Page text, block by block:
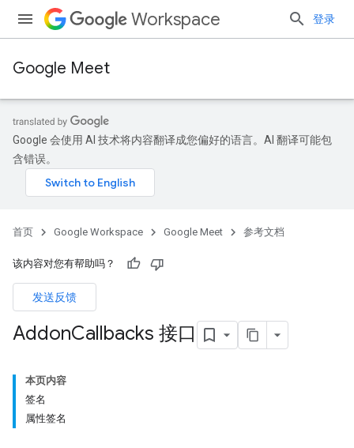
Workspace 登录
Google Meet
Google 会使用 AI 技术将内容翻译成您偏好的语言。AI 翻译可能包
含错误。
首页 Google Workspace Google Meet 参考文档
该内容对您有帮助吗？
发送反馈
AddonCallbacks 接口
本页内容
签名
属性签名